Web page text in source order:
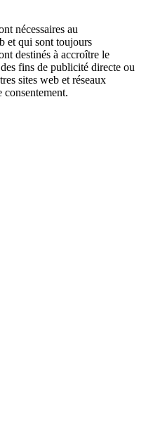
nécessaires au
et qui sont toujours
destinés à accroître le
fins de publicité directe ou
sites web et réseaux